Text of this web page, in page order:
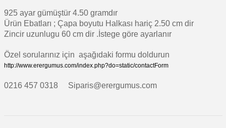
925 ayar gümüştür 4.50 gramdır
Ürün Ebatları ; Çapa boyutu Halkası hariç 2.50 cm dir
Zincir uzunlugu 60 cm dir .İstege göre ayarlanır
Özel sorularınız için aşağıdaki formu doldurun
http://www.erergumus.com/index.php?do=static/contactForm
0216 457 0318 Siparis@erergumus.com